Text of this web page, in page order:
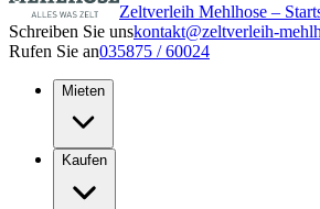
Zeltverleih Mehlhose –
Schreiben Sie unskontakt@zeltverleih-
Rufen Sie an035875 / 60024
Mieten
Kaufen